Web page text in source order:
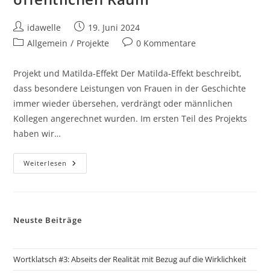
Beitrags-
Autor:
idawelle
Beitrag
veröffentlicht:
19. Juni 2024
Beitrags-
Allgemein / Projekte
Beitrags-
0 Kommentare
Projekt und Matilda-Effekt Der Matilda-Effekt beschreibt,
dass besondere Leistungen von Frauen in der Geschichte
immer wieder übersehen, verdrängt oder männlichen
Kollegen angerechnet wurden. Im ersten Teil des Projekts
haben wir…
Weiterlesen Matilda
2.0
Neuste Beiträge
Wortklatsch #3: Abseits der Realität mit Bezug auf die Wirklichkeit